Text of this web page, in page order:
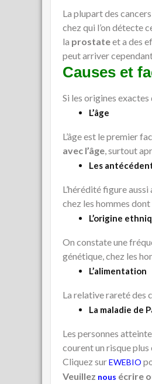
La plupart des
chez qui l’on détecte
la prostateet a des
peut arriver
Causes et
Si les origines
L’âge
L’âge est le premier
avec l’âge, surtout
Les
L’hérédité figure
chez les hommes
L’origine
On constate une
génétique, chez les
L’alimentation
La relative rareté des
La maladie de
Les personnes
courent un risque
Cliquez surEWEBIO
Veuillez nous écrire